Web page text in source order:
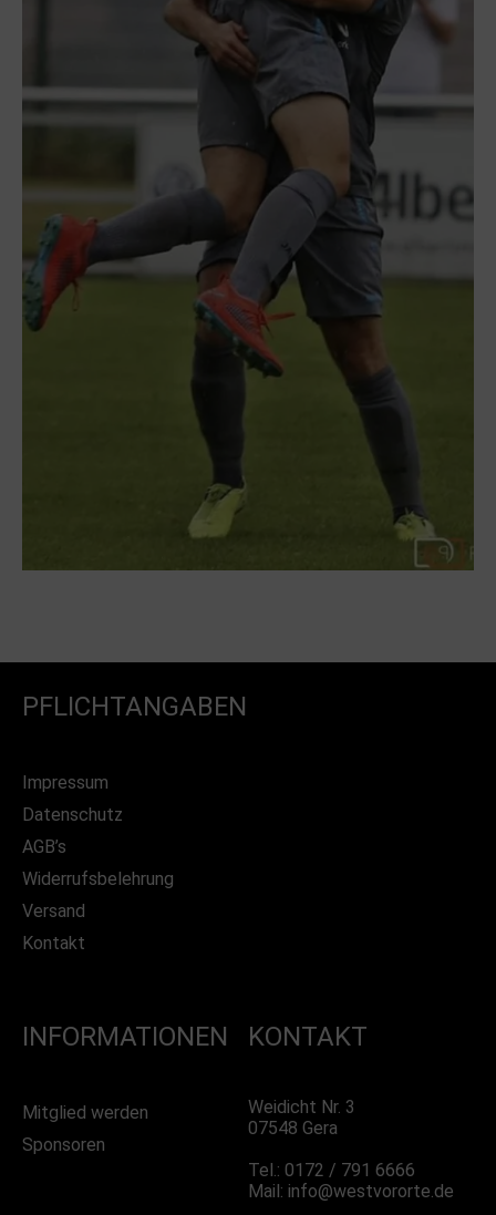
PFLICHTANGABEN
Impressum
Datenschutz
AGB’s
Widerrufsbelehrung
Versand
Kontakt
INFORMATIONEN
Mitglied werden
Sponsoren
KONTAKT
Weidicht Nr. 3
07548 Gera
Tel.: 0172 / 791 6666
Mail: info@westvororte.de